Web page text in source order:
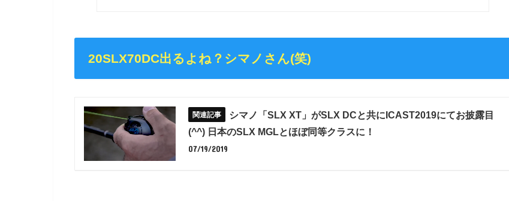
20SLX70DC出るよね？シマノさん(笑)
シマノ「SLX XT」がSLX DCと共にICAST2019にてお披露目
(^^) 日本のSLX MGLとほぼ同等クラスに！
07/19/2019